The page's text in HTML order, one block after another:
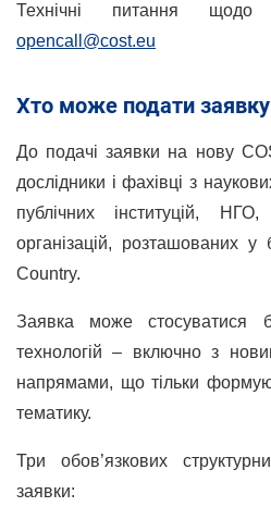
Технічні питання щодо
opencall@cost.eu
Хто може подати заявку
До подачі заявки на нову
дослідники і фахівці з
публічних інституцій,
організацій, розташованих у
Country.
Заявка може стосуватися
технологій – включно з
напрямами, що тільки
тематику.
Три обов’язкових
заявки: